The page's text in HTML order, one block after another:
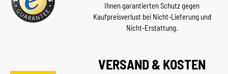
Ihnen garantierten Schutz gegen
Kaufpreisverlust bei Nicht-Lieferung und
Nicht-Erstattung.
VERSAND & KOSTEN